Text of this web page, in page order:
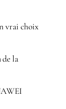
vrai choix
la